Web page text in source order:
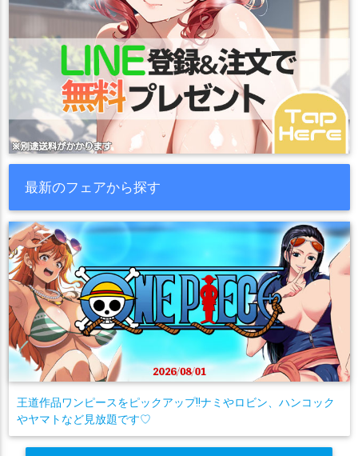
最新のフェアから探す
王道作品ワンピースをピックアップ!!ナミやロビン、ハンコック
やヤマトなど見放題です♡